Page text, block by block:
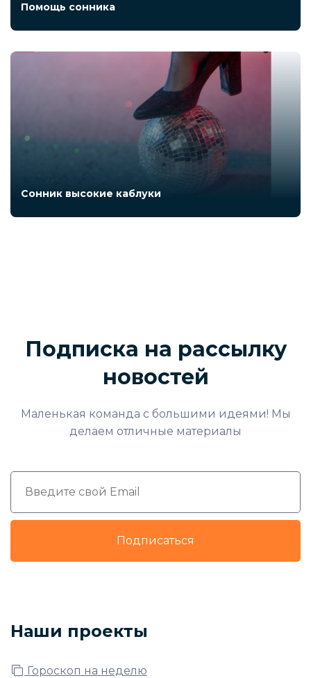
Помощь сонника
Сонник высокие каблуки
Подписка на рассылку
новостей
Маленькая команда с большими идеями! Мы
делаем отличные материалы
Подписаться
Наши проекты
Гороскоп на неделю